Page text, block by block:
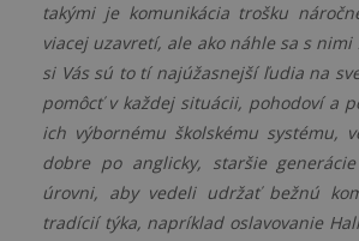
takými je komunikácia trošku
viacej uzavretí, ale ako náhle sa s
si Vás sú to tí najúžasnejší ľudia na
pomôcť v každej situácii, pohodoví a
ich výbornému školskému systému,
dobre po anglicky, staršie
úrovni, aby vedeli udržať bežnú
tradícií týka, napríklad oslavovanie